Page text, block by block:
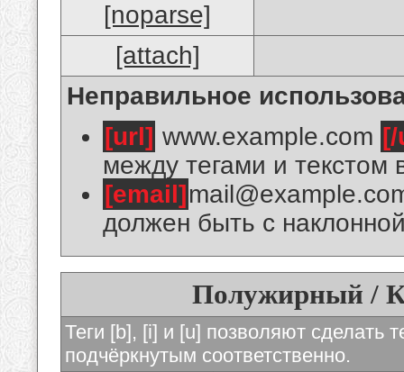
[noparse]
[attach]
Неправильное
[url] www.example.com
между тегами и текстом
[email]
должен быть с
Полужирный /
Теги [b], [i] и [u] позволяют сделать
подчёркнутым соответственно.